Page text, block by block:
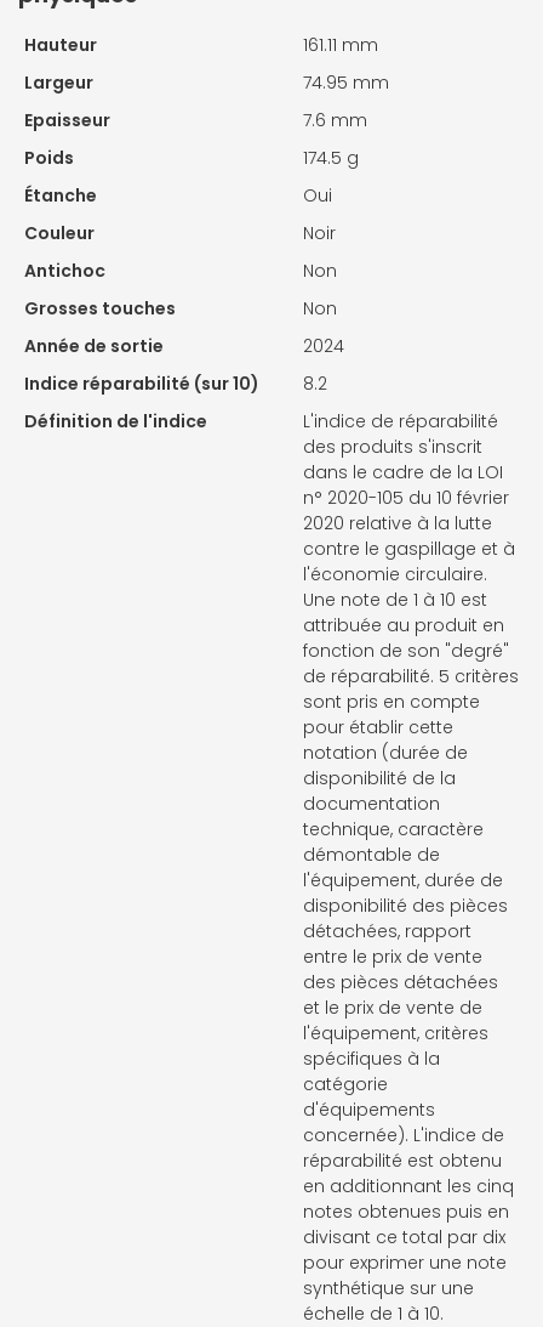
Hauteur
161.11 mm
Largeur
74.95 mm
Epaisseur
7.6 mm
Poids
174.5 g
Étanche
Oui
Couleur
Noir
Antichoc
Non
Grosses touches
Non
Année de sortie
2024
Indice réparabilité (sur 10)
8.2
Définition de l'indice
L'indice de réparabilité
des produits s'inscrit
dans le cadre de la LOI
n° 2020-105 du 10 février
2020 relative à la lutte
contre le gaspillage et à
l'économie circulaire.
Une note de 1 à 10 est
attribuée au produit en
fonction de son "degré"
de réparabilité. 5 critères
sont pris en compte
pour établir cette
notation (durée de
disponibilité de la
documentation
technique, caractère
démontable de
l'équipement, durée de
disponibilité des pièces
détachées, rapport
entre le prix de vente
des pièces détachées
et le prix de vente de
l'équipement, critères
spécifiques à la
catégorie
d'équipements
concernée). L'indice de
réparabilité est obtenu
en additionnant les cinq
notes obtenues puis en
divisant ce total par dix
pour exprimer une note
synthétique sur une
échelle de 1 à 10.